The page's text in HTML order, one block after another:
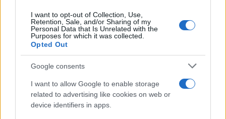
I want to opt-out of Collection, Use,
Retention, Sale, and/or Sharing of my
Personal Data that Is Unrelated with the
Purposes for which it was collected.
Opted Out
Google consents
I want to allow Google to enable storage
related to advertising like cookies on web or
device identifiers in apps.
Continua a leggere